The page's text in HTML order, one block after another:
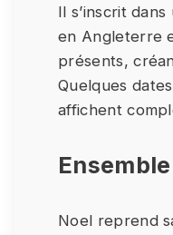
Il s’inscrit
en Angleterre
présents,
Quelques
affichent
Noel reprend